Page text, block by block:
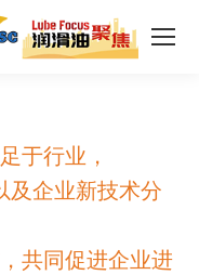
于行业，
及企业新技术分
共同促进企业进